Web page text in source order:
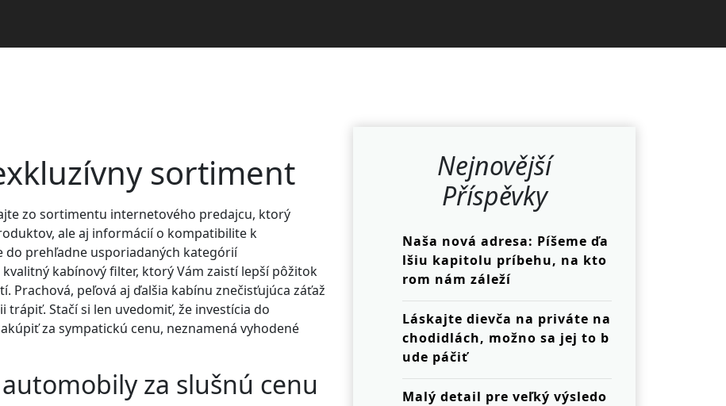
sortiment
zo sortimentu internetového predajcu, ktorý
ale aj informácií o kompatibilite k
prehľadne usporiadaných kategórií
kabínový filter, ktorý Vám zaistí lepší pôžitok
Prachová, peľová aj ďalšia kabínu znečisťujúca záťaž
Stačí si len uvedomiť, že investícia do
za sympatickú cenu, neznamená vyhodené
za slušnú cenu
Nejnovější
Příspěvky
Naša nová adresa: Píšeme ďa
lšiu kapitolu príbehu, na kto
rom nám záleží
Láskajte dievča na priváte na
chodidlách, možno sa jej to b
ude páčiť
Malý detail pre veľký výsledo